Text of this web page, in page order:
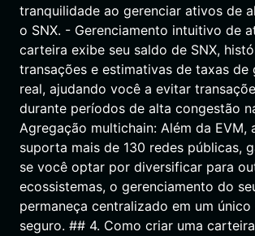
tranquilidade ao gerenciar ativos de
o SNX. - Gerenciamento intuitivo de
carteira exibe seu saldo de SNX,
transações e estimativas de taxas de
real, ajudando você a evitar
durante períodos de alta congestão
Agregação multichain: Além da EVM,
suporta mais de 130 redes públicas,
se você optar por diversificar para
ecossistemas, o gerenciamento do
permaneça centralizado em um
seguro. ## 4. Como criar uma